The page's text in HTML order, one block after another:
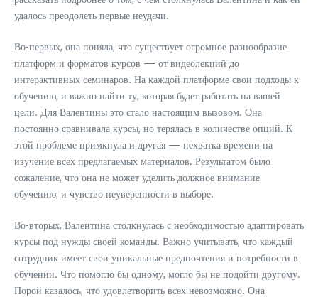
удалось преодолеть первые неудачи.
Во-первых, она поняла, что существует огромное разнообразие
платформ и форматов курсов — от видеолекций до
интерактивных семинаров. На каждой платформе свои подходы к
обучению, и важно найти ту, которая будет работать на вашей
цели. Для Валентины это стало настоящим вызовом. Она
постоянно сравнивала курсы, но терялась в количестве опций. К
этой проблеме примкнула и другая — нехватка времени на
изучение всех предлагаемых материалов. Результатом было
сожаление, что она не может уделить должное внимание
обучению, и чувство неуверенности в выборе.
Во-вторых, Валентина столкнулась с необходимостью адаптировать
курсы под нужды своей команды. Важно учитывать, что каждый
сотрудник имеет свои уникальные предпочтения и потребности в
обучении. Что помогло бы одному, могло бы не подойти другому.
Порой казалось, что удовлетворить всех невозможно. Она